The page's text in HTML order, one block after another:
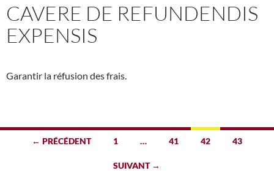
CAVERE DE REFUNDENDIS
EXPENSIS
Garantir la réfusion des frais.
Navigation
← PRÉCÉDENT 1 … 41 42 43
SUIVANT →